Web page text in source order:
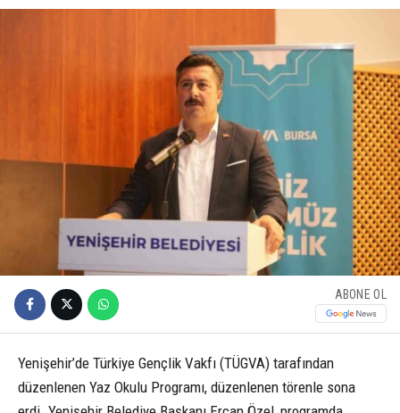
ABONE OL
Yenişehir’de Türkiye Gençlik Vakfı (TÜGVA) tarafından
düzenlenen Yaz Okulu Programı, düzenlenen törenle sona